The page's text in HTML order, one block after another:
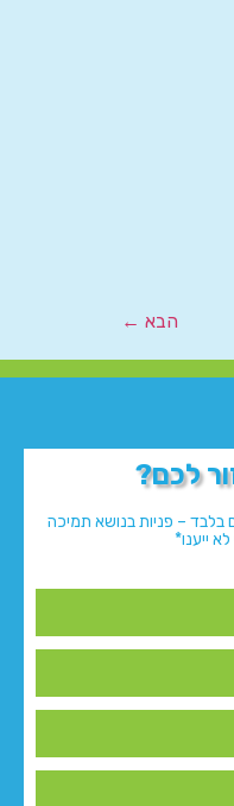
הבא ←
לכם?
בלבד – פניות בנושא תמיכה
ייענו*